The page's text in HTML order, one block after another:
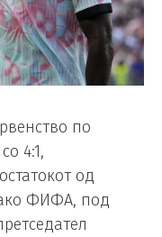
по
4:1,
од
ФИФА, под